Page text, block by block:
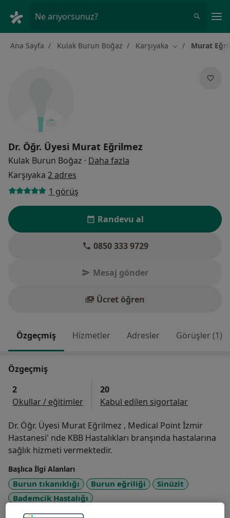
Ne arıyorsunuz?
Ana Sayfa Kulak Burun Boğaz Karşıyaka Şehir değiştir
Murat
Dr. Öğr. Üyesi Murat Eğrilmez
Kulak Burun Boğaz · Daha fazla
Karşıyaka 2 adres
1 görüş
Randevu al
0850 333 9729
Mesaj gönder
Ücret öğren
Özgeçmiş Hizmetler Adresler Görüşler (1)
Özgeçmiş
2
Okullar / eğitimler
20
Kabul edilen sigortalar
Dr. Öğr. Üyesi Murat Eğrilmez , Medical Point İzmir
Hastanesi' nde KBB Hastalıkları branşında hastalarına
sağlık hizmeti vermektedir.
Başlıca İlgi Alanları
Burun tıkanıklığı Burun eğriliği
Sinüzit
Bademcik Hastalığı
Kulak Burun Boğaz Hastalıkları